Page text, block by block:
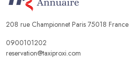
208 rue Championnet Paris 75018 France
0900101202
reservation@taxiproxi.com